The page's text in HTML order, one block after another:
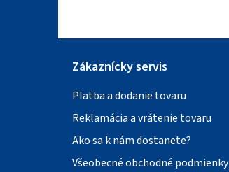
Zákaznícky servis
Platba a dodanie tovaru
Reklamácia a vrátenie tovaru
Ako sa k nám dostanete?
Všeobecné obchodné podmienky